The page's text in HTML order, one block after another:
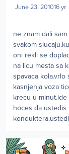
June 23, 201016 yr
ne znam dali
svakom
oni rekli se
na licu mesta sa
spavaca
kasnjenja voza
krecu u minut.ide
hoces da ustedis